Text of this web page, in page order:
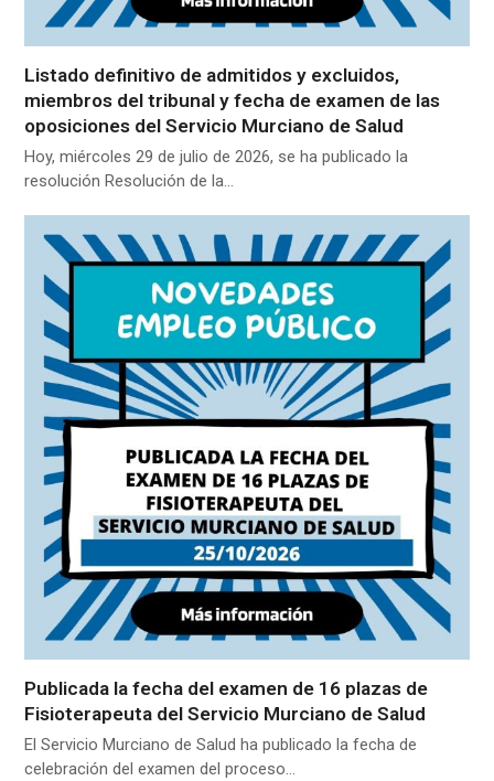
Listado definitivo de admitidos y excluidos,
miembros del tribunal y fecha de examen de las
oposiciones del Servicio Murciano de Salud
Hoy, miércoles 29 de julio de 2026, se ha publicado la
resolución Resolución de la…
Publicada la fecha del examen de 16 plazas de
Fisioterapeuta del Servicio Murciano de Salud
El Servicio Murciano de Salud ha publicado la fecha de
celebración del examen del proceso…